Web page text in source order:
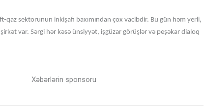
qaz sektorunun inkişafı baxımından çox vacibdir. Bu gün həm yerli,
var. Sərgi hər kəsə ünsiyyət, işgüzar görüşlər və peşəkar dialoq